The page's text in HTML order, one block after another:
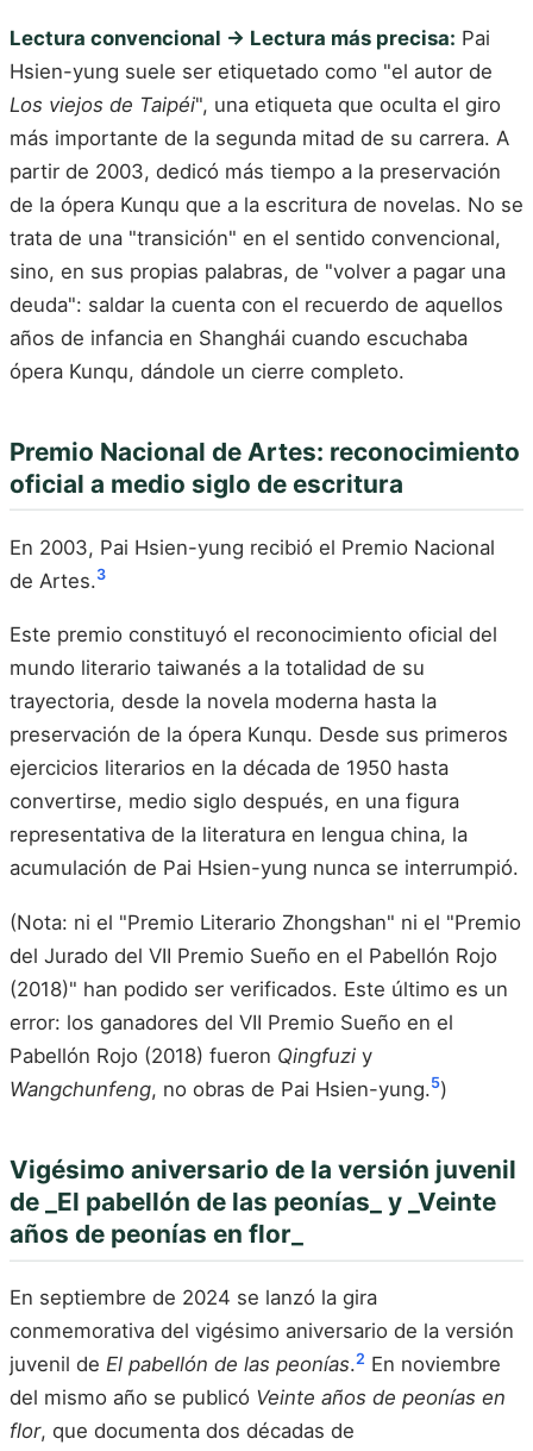
Lectura convencional → Lectura más precisa: Pai
Hsien-yung suele ser etiquetado como "el autor de
Los viejos de Taipéi", una etiqueta que oculta el giro
más importante de la segunda mitad de su carrera. A
partir de 2003, dedicó más tiempo a la preservación
de la ópera Kunqu que a la escritura de novelas. No se
trata de una "transición" en el sentido convencional,
sino, en sus propias palabras, de "volver a pagar una
deuda": saldar la cuenta con el recuerdo de aquellos
años de infancia en Shanghái cuando escuchaba
ópera Kunqu, dándole un cierre completo.
Premio Nacional de Artes: reconocimiento
oficial a medio siglo de escritura
En 2003, Pai Hsien-yung recibió el Premio Nacional
de Artes.3
Este premio constituyó el reconocimiento oficial del
mundo literario taiwanés a la totalidad de su
trayectoria, desde la novela moderna hasta la
preservación de la ópera Kunqu. Desde sus primeros
ejercicios literarios en la década de 1950 hasta
convertirse, medio siglo después, en una figura
representativa de la literatura en lengua china, la
acumulación de Pai Hsien-yung nunca se interrumpió.
(Nota: ni el "Premio Literario Zhongshan" ni el "Premio
del Jurado del VII Premio Sueño en el Pabellón Rojo
(2018)" han podido ser verificados. Este último es un
error: los ganadores del VII Premio Sueño en el
Pabellón Rojo (2018) fueron Qingfuzi y
Wangchunfeng, no obras de Pai Hsien-yung.5)
Vigésimo aniversario de la versión juvenil
de _El pabellón de las peonías_ y _Veinte
años de peonías en flor_
En septiembre de 2024 se lanzó la gira
conmemorativa del vigésimo aniversario de la versión
juvenil de El pabellón de las peonías.2 En noviembre
del mismo año se publicó Veinte años de peonías en
flor, que documenta dos décadas de